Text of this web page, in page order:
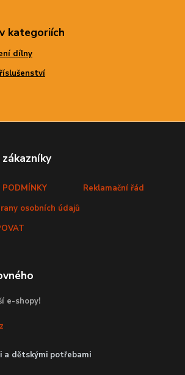
kategoriích
dílny
Reklamační řád
osobních údajů
e-shopy!
a dětskými potřebami